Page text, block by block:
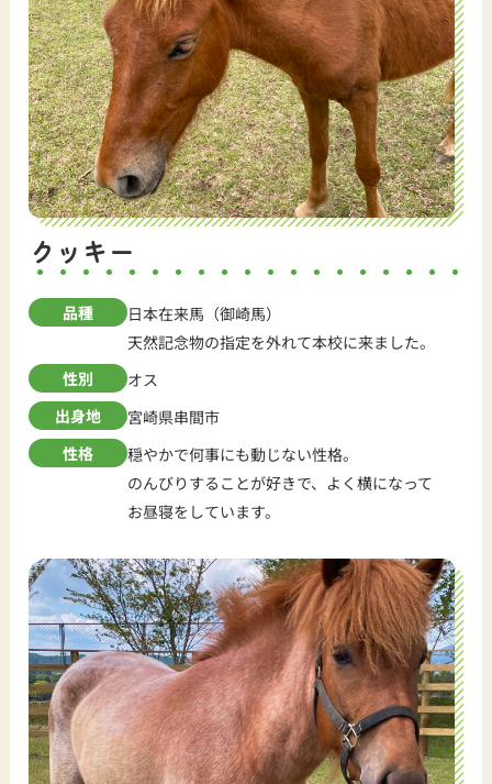
クッキー
品種
日本在来馬（御崎馬）
天然記念物の指定を外れて本校に来ました。
性別
オス
出身地
宮崎県串間市
性格
穏やかで何事にも動じない性格。
のんびりすることが好きで、よく横になって
お昼寝をしています。